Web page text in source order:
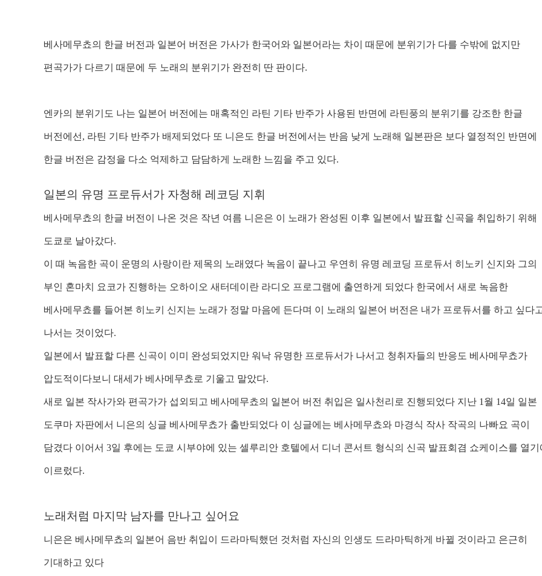
베사메무쵸의 한글 버전과 일본어 버전은 가사가 한국어와 일본어라는 차이 때문에 분위기가 다를 수밖에 없지만
편곡가가 다르기 때문에 두 노래의 분위기가 완전히 딴 판이다.
엔카의 분위기도 나는 일본어 버전에는 매혹적인 라틴 기타 반주가 사용된 반면에 라틴풍의 분위기를 강조한 한글
버전에선 , 라틴 기타 반주가 배제되었다 또 니은도 한글 버전에서는 반음 낮게 노래해 일본판은 보다 열정적인 반면에
한글 버전은 감정을 다소 억제하고 담담하게 노래한 느낌을 주고 있다.
일본의 유명 프로듀서가 자청해 레코딩 지휘
베사메무쵸의 한글 버전이 나온 것은 작년 여름 니은은 이 노래가 완성된 이후 일본에서 발표할 신곡을 취입하기 위해
도쿄로 날아갔다.
이 때 녹음한 곡이 운명의 사랑이란 제목의 노래였다 녹음이 끝나고 우연히 유명 레코딩 프로듀서 히노키 신지와 그의
부인 혼마치 요코가 진행하는 오하이오 새터데이란 라디오 프로그램에 출연하게 되었다 한국에서 새로 녹음한
베사메무쵸를 들어본 히노키 신지는 노래가 정말 마음에 든다며 이 노래의 일본어 버전은 내가 프로듀서를 하고 싶다
나서는 것이었다.
일본에서 발표할 다른 신곡이 이미 완성되었지만 워낙 유명한 프로듀서가 나서고 청취자들의 반응도 베사메무쵸가
압도적이다보니 대세가 베사메무쵸로 기울고 말았다.
새로 일본 작사가와 편곡가가 섭외되고 베사메무쵸의 일본어 버전 취입은 일사천리로 진행되었다 지난 1 월 14일 일본
도쿠마 자판에서 니은의 싱글 베사메무쵸가 출반되었다 이 싱글에는 베사메무쵸와 마경식 작사 작곡의 나빠요 곡이
담겼다 이어서 3일 후에는 도쿄 시부야에 있는 셀루리안 호텔에서 디너 콘서트 형식의 신곡 발표회겸 쇼케이스를 열기
이르렀다.
노래처럼 마지막 남자를 만나고 싶어요
니은은 베사메무쵸의 일본어 음반 취입이 드라마틱했던 것처럼 자신의 인생도 드라마틱하게 바뀔 것이라고 은근히
기대하고 있다